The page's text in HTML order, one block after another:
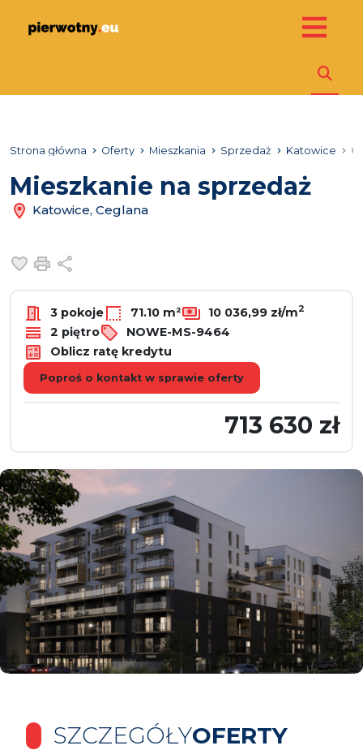
Strona główna Oferty Mieszkania Sprzedaż Katowice
Mieszkanie na sprzedaż
Katowice, Ceglana
Dodaj do ulubionych
Drukuj
3 pokoje 71.10 m² 10 036,99 zł/m2
2 piętro
NOWE-MS-9464
Oblicz ratę kredytu
Poproś o kontakt w sprawie oferty
713 630 zł
SZCZEGÓŁYOFERTY